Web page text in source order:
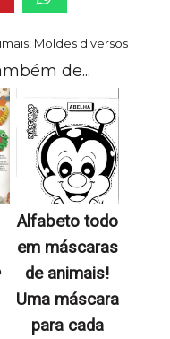
, Moldes diversos
de...
Alfabeto todo
em máscaras
de animais!
Uma máscara
para cada